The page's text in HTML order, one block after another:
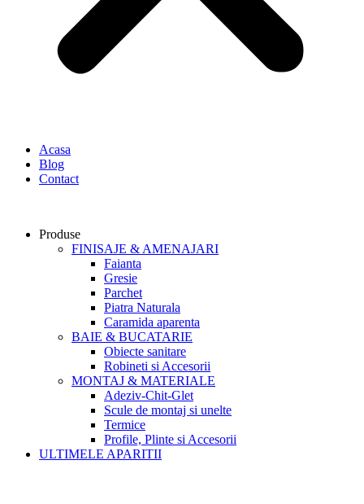
Acasa
Blog
Contact
Produse
FINISAJE & AMENAJARI
Faianta
Gresie
Parchet
Piatra Naturala
Caramida aparenta
BAIE & BUCATARIE
Obiecte sanitare
Robineti si Accesorii
MONTAJ & MATERIALE
Adeziv-Chit-Glet
Scule de montaj si unelte
Termice
Profile, Plinte si Accesorii
ULTIMELE APARITII